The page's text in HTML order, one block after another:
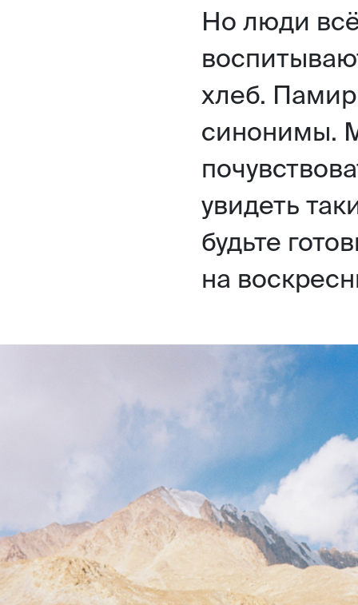
Но люди
хлеб.
синонимы.
увидеть
будьте
на